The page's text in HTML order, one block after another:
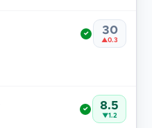
✓ 30
▲0.3
✓ 8.5
▼1.2